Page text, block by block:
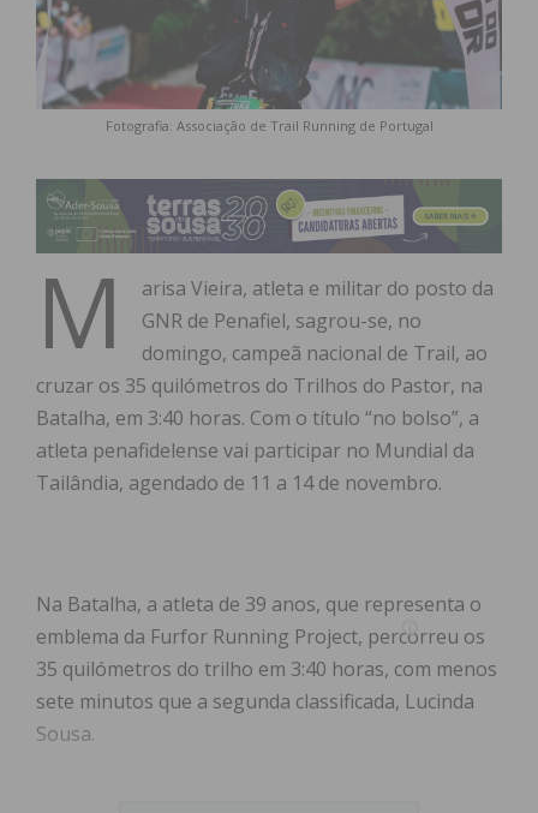
Fotografia: Associação de Trail Running de Portugal
M
arisa Vieira, atleta e militar do posto da
GNR de Penafiel, sagrou-se, no
domingo, campeã nacional de Trail, ao
cruzar os 35 quilómetros do Trilhos do Pastor, na
Batalha, em 3:40 horas. Com o título “no bolso”, a
atleta penafidelense vai participar no Mundial da
Tailândia, agendado de 11 a 14 de novembro.
Na Batalha, a atleta de 39 anos, que representa o
emblema da Furfor Running Project, percorreu os
35 quilómetros do trilho em 3:40 horas, com menos
sete minutos que a segunda classificada, Lucinda
Sousa.